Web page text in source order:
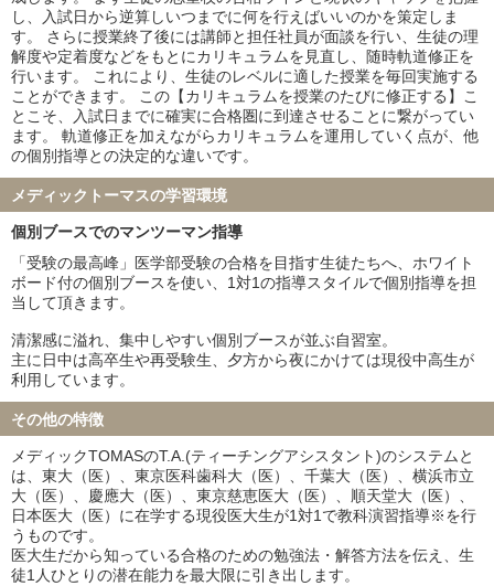
し、入試日から逆算しいつまでに何を行えばいいのかを策定しま
す。 さらに授業終了後には講師と担任社員が面談を行い、生徒の理
解度や定着度などをもとにカリキュラムを見直し、随時軌道修正を
行います。 これにより、生徒のレベルに適した授業を毎回実施する
ことができます。 この【カリキュラムを授業のたびに修正する】こ
とこそ、入試日までに確実に合格圏に到達させることに繋がってい
ます。 軌道修正を加えながらカリキュラムを運用していく点が、他
の個別指導との決定的な違いです。
メディックトーマスの学習環境
個別ブースでのマンツーマン指導
「受験の最高峰」医学部受験の合格を目指す生徒たちへ、ホワイト
ボード付の個別ブースを使い、1対1の指導スタイルで個別指導を担
当して頂きます。
清潔感に溢れ、集中しやすい個別ブースが並ぶ自習室。
主に日中は高卒生や再受験生、夕方から夜にかけては現役中高生が
利用しています。
その他の特徴
メディックTOMASのT.A.(ティーチングアシスタント)のシステムと
は、東大（医）、東京医科歯科大（医）、千葉大（医）、横浜市立
大（医）、慶應大（医）、東京慈恵医大（医）、順天堂大（医）、
日本医大（医）に在学する現役医大生が1対1で教科演習指導※を行
うものです。
医大生だから知っている合格のための勉強法・解答方法を伝え、生
徒1人ひとりの潜在能力を最大限に引き出します。